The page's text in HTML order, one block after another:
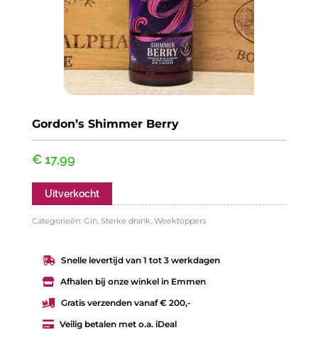
Gordon’s Shimmer Berry
€17,99
Uitverkocht
Categorieën: Gin, Sterke drank, Weektoppers
 Snelle levertijd van 1 tot 3 werkdagen
 Afhalen bij onze winkel in Emmen
 Gratis verzenden vanaf € 200,-
 Veilig betalen met o.a. iDeal